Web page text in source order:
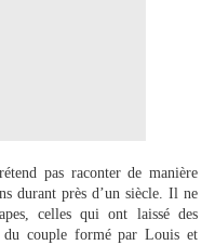
pas raconter de manière
durant près d’un siècle. Il ne
celles qui ont laissé des
du couple formé par Louis et